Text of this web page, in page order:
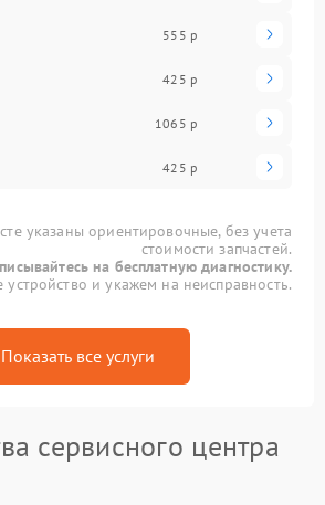
555 р
425 р
1065 р
425 р
указаны ориентировочные, без учета
стоимости запчастей.
на бесплатную диагностику.
и укажем на неисправность.
Показать все услуги
сервисного центра